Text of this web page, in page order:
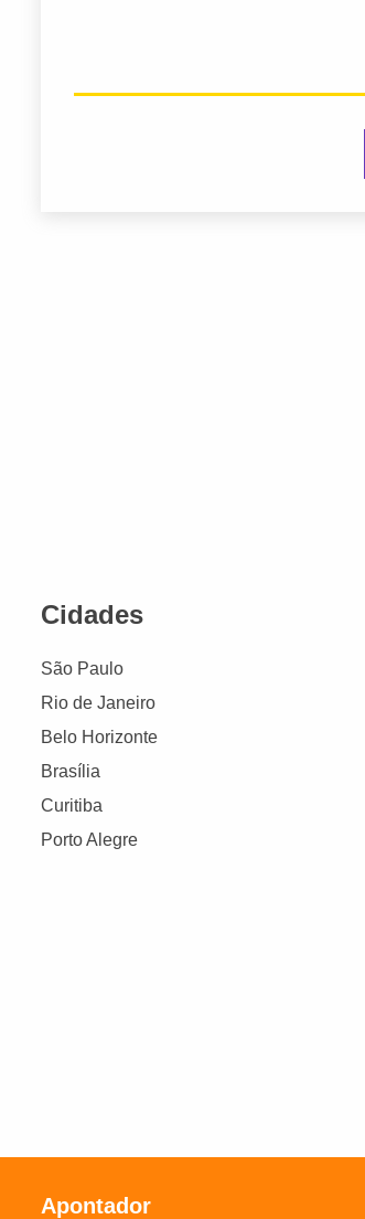
Cidades
São Paulo
Rio de Janeiro
Belo Horizonte
Brasília
Curitiba
Porto Alegre
Apontador